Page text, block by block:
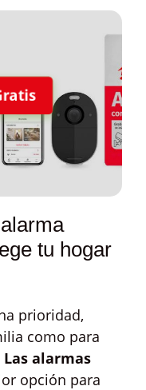
tu hogar
prioridad,
como para
Las alarmas
opción para